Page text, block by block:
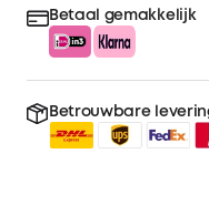
Betaal gemakkelijk
Betrouwbare